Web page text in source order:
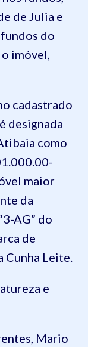
de Julia e
do
imóvel,
cadastrado
designada
como
maior
da
AG” do
de
Cunha Leite.
e
Mario